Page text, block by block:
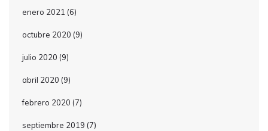
enero 2021 (6)
octubre 2020 (9)
julio 2020 (9)
abril 2020 (9)
febrero 2020 (7)
septiembre 2019 (7)